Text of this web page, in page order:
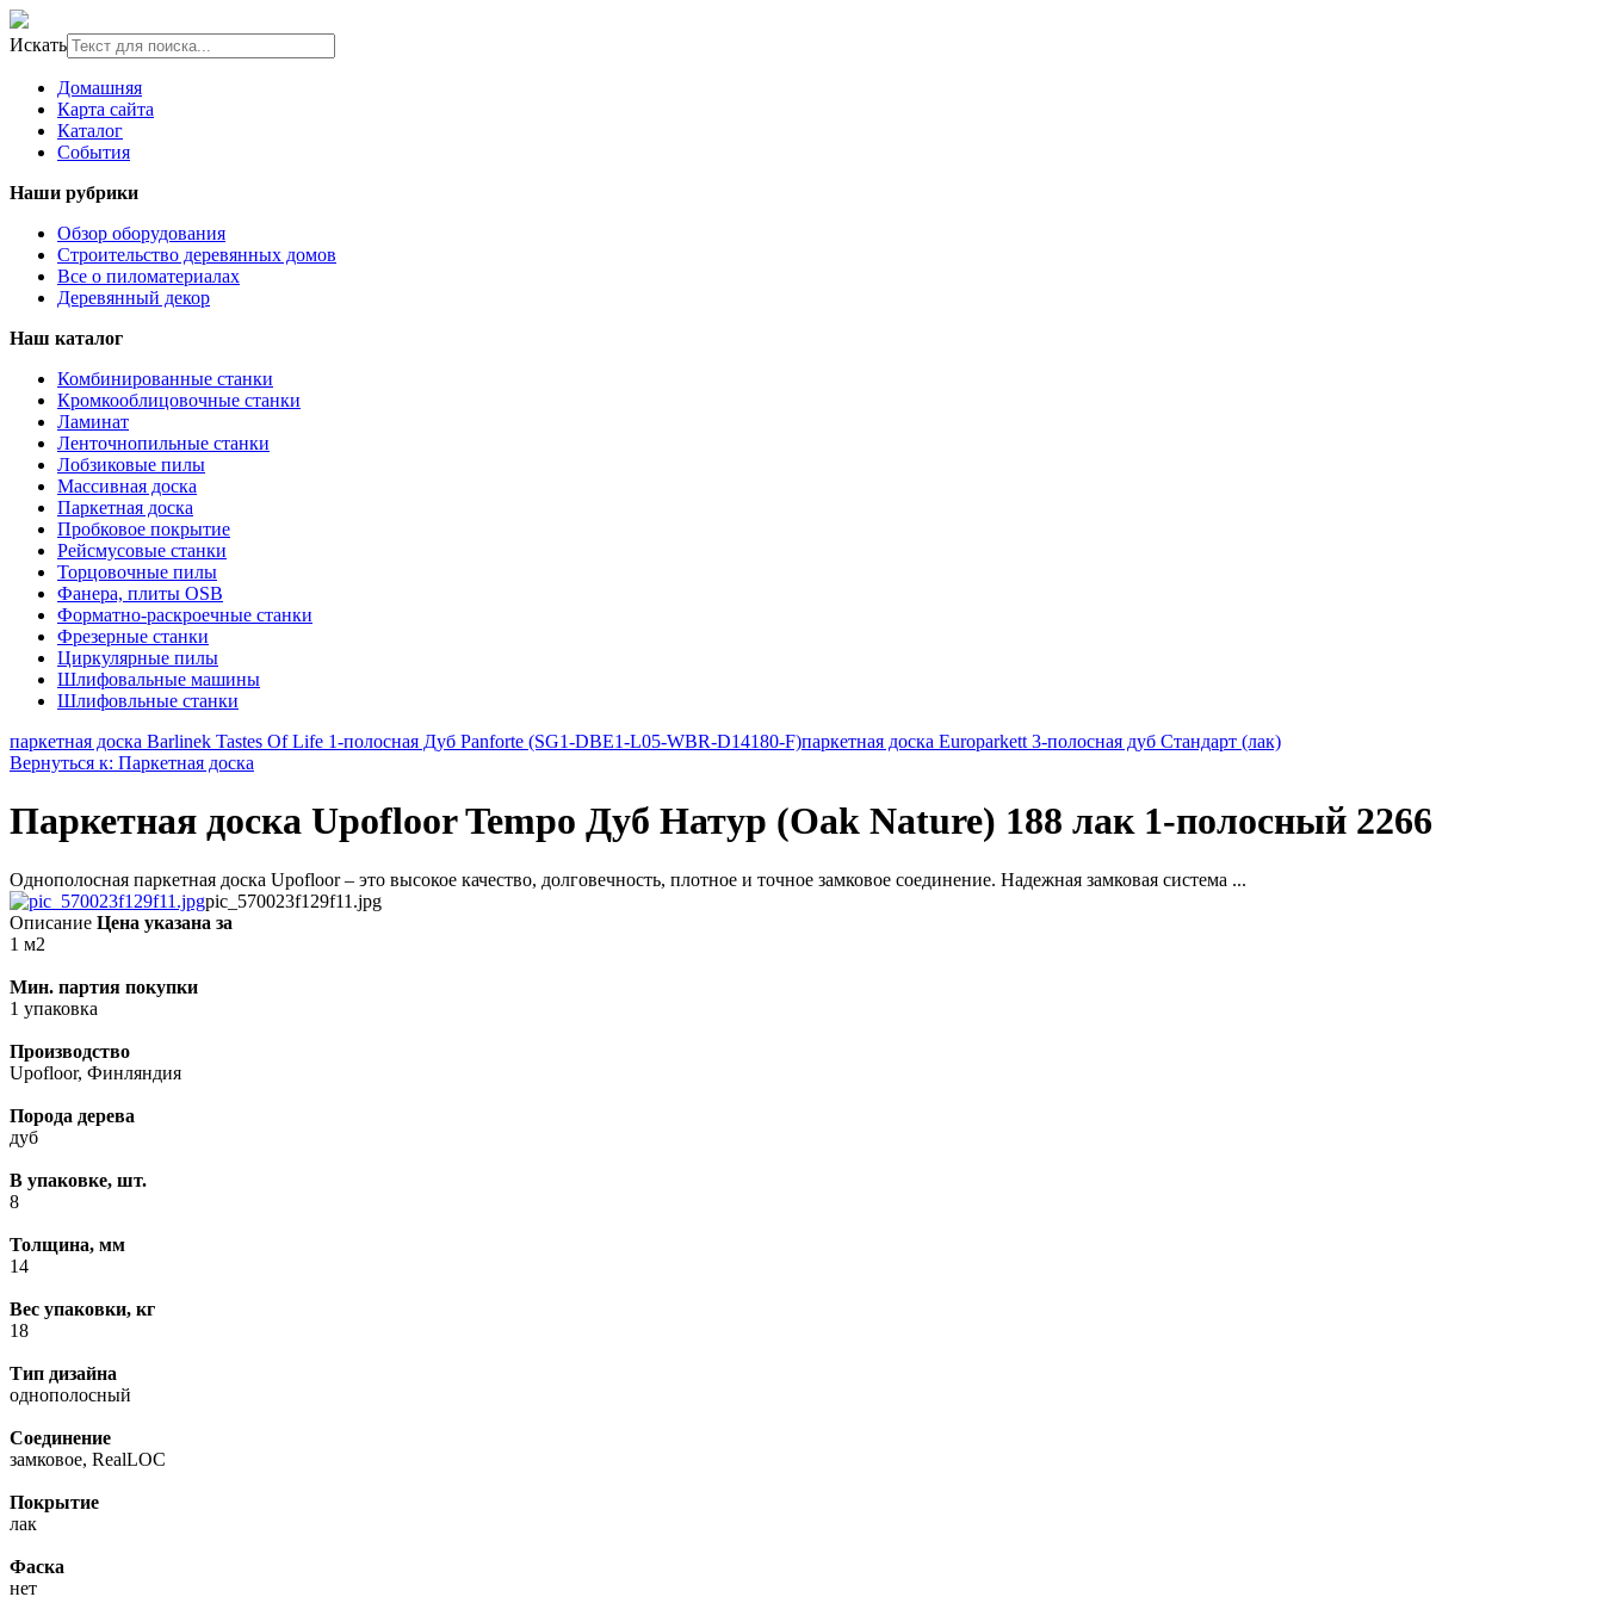
Искать
Домашняя
Карта сайта
Каталог
События
Наши рубрики
Обзор оборудования
Строительство деревянных домов
Все о пиломатериалах
Деревянный декор
Наш каталог
Комбинированные станки
Кромкооблицовочные станки
Ламинат
Ленточнопильные станки
Лобзиковые пилы
Массивная доска
Паркетная доска
Пробковое покрытие
Рейсмусовые станки
Торцовочные пилы
Фанера, плиты OSB
Форматно-раскроечные станки
Фрезерные станки
Циркулярные пилы
Шлифовальные машины
Шлифовльные станки
паркетная доска Barlinek Tastes Of Life 1-полосная Дуб Panforte (SG1-DBE1-L05-WBR-D14180-F)паркетная доска Europarkett 3-полосная дуб Стандарт (лак)
Вернуться к: Паркетная доска
Паркетная доска Upofloor Tempo Дуб Натур (Oak Nature) 188 лак 1-полосный 2266
Однополосная паркетная доска Upofloor – это высокое качество, долговечность, плотное и точное замковое соединение. Надежная замковая система ...
pic_570023f129f11.jpg
Описание Цена указана за
1 м2
Мин. партия покупки
1 упаковка
Производство
Upofloor, Финляндия
Порода дерева
дуб
В упаковке, шт.
8
Толщина, мм
14
Вес упаковки, кг
18
Тип дизайна
однополосный
Соединение
замковое, RealLOC
Покрытие
лак
Фаска
нет